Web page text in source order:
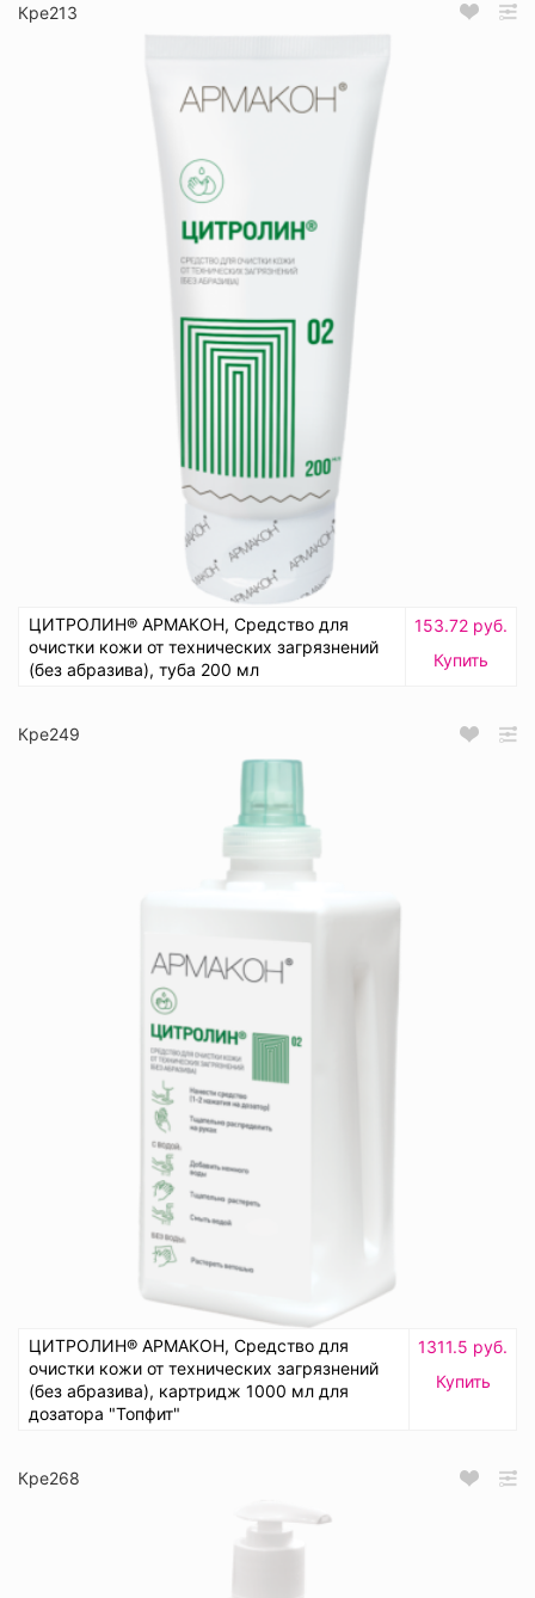
Кре213
ЦИТРОЛИН® АРМАКОН, Средство для
очистки кожи от технических загрязнений
(без абразива), туба 200 мл
153.72 руб.
Купить
Кре249
ЦИТРОЛИН® АРМАКОН, Средство для
очистки кожи от технических загрязнений
(без абразива), картридж 1000 мл для
дозатора "Топфит"
1311.5 руб.
Купить
Кре268